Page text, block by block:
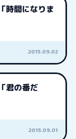
時間になりま
2015.09.02
君の番だ
2015.09.01